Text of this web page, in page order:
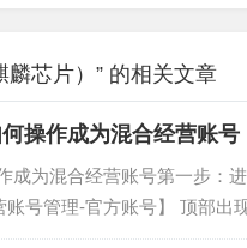
芯片）” 的相关文章
操作成为混合经营账号
成为混合经营账号第一步：
号管理-官方账号】 顶部出
入账号经营模式选择页面，